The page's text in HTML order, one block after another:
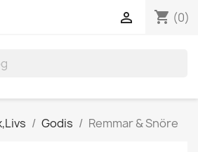
shopping_cart (0)

Godis Remmar & Snöre